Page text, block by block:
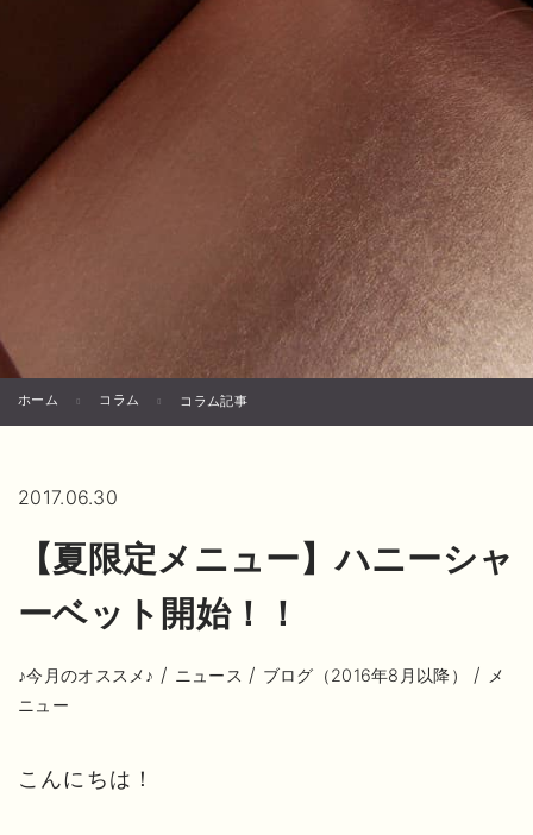
ホーム コラム コラム記事
2017.06.30
【夏限定メニュー】ハニーシャ
ーベット開始！！
♪今月のオススメ♪ / ニュース / ブログ（2016年8月以降） /
メ
ニュー
こんにちは！